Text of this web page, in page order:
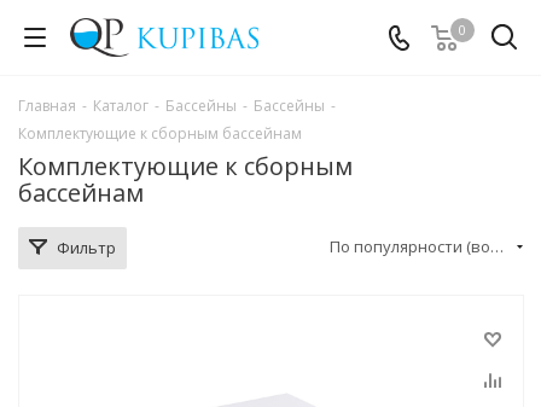
0
Главная - Каталог - Бассейны - Бассейны -
Комплектующие к сборным бассейнам
Комплектующие к сборным
бассейнам
Фильтр По популярности (возрастание)